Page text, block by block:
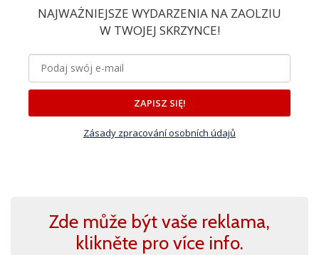
NAJWAŻNIEJSZE WYDARZENIA NA ZAOLZIU
W TWOJEJ SKRZYNCE!
ZAPISZ SIĘ!
Zásady zpracování osobních údajů
Zde může být vaše reklama,
klikněte pro více info.